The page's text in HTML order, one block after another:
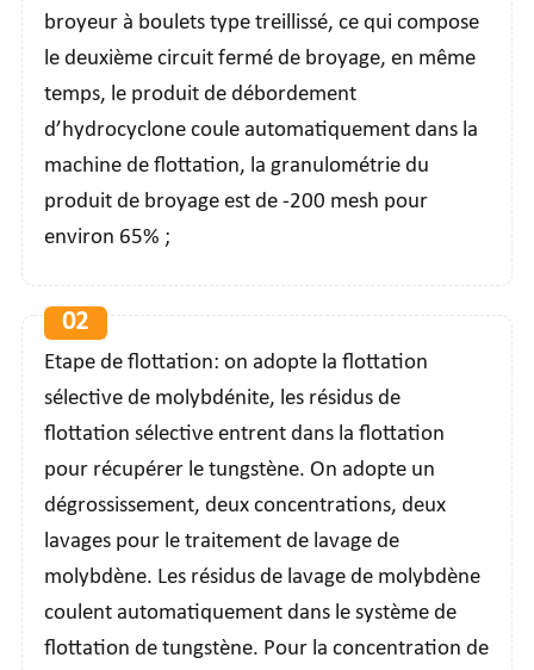
broyeur à boulets type treillissé, ce qui compose
le deuxième circuit fermé de broyage, en même
temps, le produit de débordement
d’hydrocyclone coule automatiquement dans la
machine de flottation, la granulométrie du
produit de broyage est de -200 mesh pour
environ 65% ;
02
Etape de flottation: on adopte la flottation
sélective de molybdénite, les résidus de
flottation sélective entrent dans la flottation
pour récupérer le tungstène. On adopte un
dégrossissement, deux concentrations, deux
lavages pour le traitement de lavage de
molybdène. Les résidus de lavage de molybdène
coulent automatiquement dans le système de
flottation de tungstène. Pour la concentration de